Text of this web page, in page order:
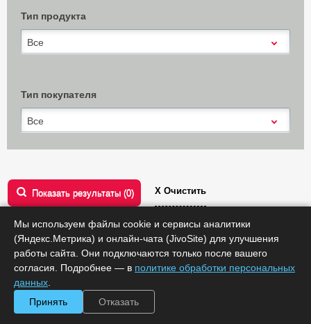
Тип продукта
Все
Тип покупателя
Все
Показать результаты (0) Х Очистить
Техническая поддержка
Сортировать по:
Мы используем файлы cookie и сервисы аналитики
(Яндекс.Метрика) и онлайн-чата (JivoSite) для улучшения
работы сайта. Они подключаются только после вашего
согласия. Подробнее — в политике обработки персональных
данных
Принять
Отказать